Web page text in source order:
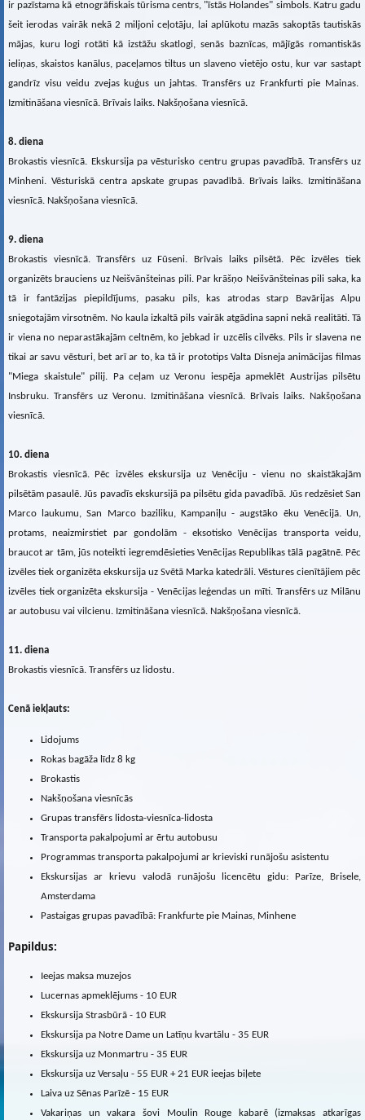
ir pazīstama kā etnogrāfiskais tūrisma centrs, "īstās Holandes" simbols. Katru gadu
šeit ierodas vairāk nekā 2 miljoni ceļotāju, lai aplūkotu mazās sakoptās tautiskās
mājas, kuru logi rotāti kā izstāžu skatlogi, senās baznīcas, mājīgās romantiskās
ieliņas, skaistos kanālus, paceļamos tiltus un slaveno vietējo ostu, kur var sastapt
gandrīz visu veidu zvejas kuģus un jahtas. Transfērs uz Frankfurti pie Mainas.
Izmitināšana viesnīcā. Brīvais laiks. Nakšņošana viesnīcā.
8. diena
Brokastis viesnīcā. Ekskursija pa vēsturisko centru grupas pavadībā. Transfērs uz
Minheni. Vēsturiskā centra apskate grupas pavadībā. Brīvais laiks. Izmitināšana
viesnīcā. Nakšņošana viesnīcā.
9. diena
Brokastis viesnīcā. Transfērs uz Fūseni. Brīvais laiks pilsētā. Pēc izvēles tiek
organizēts brauciens uz Neišvānšteinas pili. Par krāšņo Neišvānšteinas pili saka, ka
tā ir fantāzijas piepildījums, pasaku pils, kas atrodas starp Bavārijas Alpu
sniegotajām virsotnēm. No kaula izkaltā pils vairāk atgādina sapni nekā realitāti. Tā
ir viena no neparastākajām celtnēm, ko jebkad ir uzcēlis cilvēks. Pils ir slavena ne
tikai ar savu vēsturi, bet arī ar to, ka tā ir prototips Valta Disneja animācijas filmas
"Miega skaistule" pilij. Pa ceļam uz Veronu iespēja apmeklēt Austrijas pilsētu
Insbruku. Transfērs uz Veronu. Izmitināšana viesnīcā. Brīvais laiks. Nakšņošana
viesnīcā.
10. diena
Brokastis viesnīcā. Pēc izvēles ekskursija uz Venēciju - vienu no skaistākajām
pilsētām pasaulē. Jūs pavadīs ekskursijā pa pilsētu gida pavadībā. Jūs redzēsiet San
Marco laukumu, San Marco baziliku, Kampaniļu - augstāko ēku Venēcijā. Un,
protams, neaizmirstiet par gondolām - eksotisko Venēcijas transporta veidu,
braucot ar tām, jūs noteikti iegremdēsieties Venēcijas Republikas tālā pagātnē. Pēc
izvēles tiek organizēta ekskursija uz Svētā Marka katedrāli. Vēstures cienītājiem pēc
izvēles tiek organizēta ekskursija - Venēcijas leģendas un mīti. Transfērs uz Milānu
ar autobusu vai vilcienu. Izmitināšana viesnīcā. Nakšņošana viesnīcā.
11. diena
Brokastis viesnīcā. Transfērs uz lidostu.
Cenā iekļauts:
Lidojums
Rokas bagāža līdz 8 kg
Brokastis
Nakšņošana viesnīcās
Grupas transfērs lidosta-viesnīca-lidosta
Transporta pakalpojumi ar ērtu autobusu
Programmas transporta pakalpojumi ar krieviski runājošu asistentu
Ekskursijas ar krievu valodā runājošu licencētu gidu: Parīze, Brisele,
Amsterdama
Pastaigas grupas pavadībā: Frankfurte pie Mainas, Minhene
Papildus:
Ieejas maksa muzejos
Lucernas apmeklējums - 10 EUR
Ekskursija Strasbūrā - 10 EUR
Ekskursija pa Notre Dame un Latīņu kvartālu - 35 EUR
Ekskursija uz Monmartru - 35 EUR
Ekskursija uz Versaļu - 55 EUR + 21 EUR ieejas biļete
Laiva uz Sēnas Parīzē - 15 EUR
Vakariņas un vakara šovi Moulin Rouge kabarē (izmaksas atkarīgas